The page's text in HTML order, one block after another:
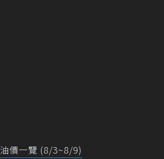
油價一覽 (8/3~8/9)